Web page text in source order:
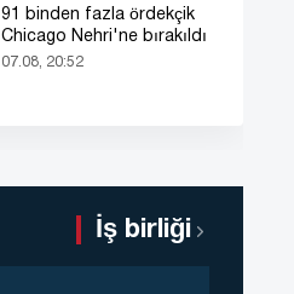
91 binden fazla ördekçik
Chicago Nehri'ne bırakıldı
07.08, 20:52
İş birliği